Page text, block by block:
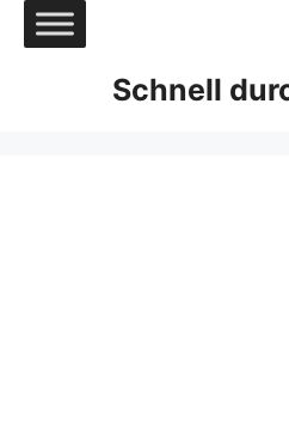
Zum
Inhalt
Schnell